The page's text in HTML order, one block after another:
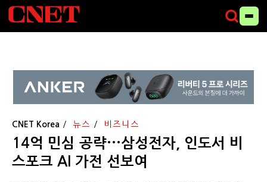
CNET Korea 뉴스 비즈니스
14억 민심 공략···삼성전자, 인도서 비
스포크 AI 가전 선보여